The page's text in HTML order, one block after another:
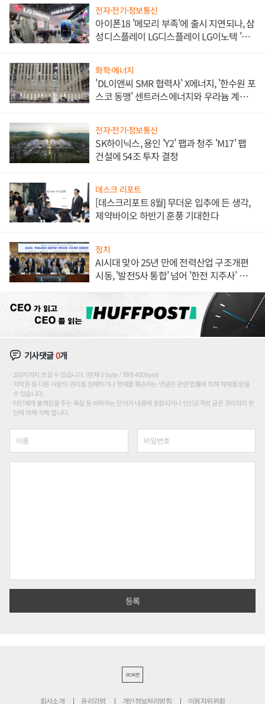
전자·전기·정보통신
아이폰18 '메모리 부족'에 출시 지연되나, 삼
성디스플레이 LG디스플레이 LG이노텍 '탈
화학·에너지
'DL이앤씨 SMR 협력사' X에너지, '한수원 포
스코 동맹' 센트러스에너지와 우라늄 계약
전자·전기·정보통신
SK하이닉스, 용인 'Y2' 팹과 청주 'M17' 팹
건설에 54조 투자 결정
데스크 리포트
[데스크리포트 8월] 무더운 입추에 든 생각,
제약바이오 하반기 훈풍 기대한다
정치
AI시대 맞아 25년 만에 전력산업 구조개편
시동, '발전5사 통합' 넘어 '한전 지주사' 재편
기사댓글0개
200자까지 쓰실 수 있습니다. (현재 0 byte / 최대 400byte)
저작권 등 다른 사람의 권리를 침해하거나 명예를 훼손하는 댓글은 관련 법률에 의해 제재를 받을
수 있습니다.
타인에게 불쾌감을 주는 욕설 등 비하하는 단어가 내용에 포함되거나 인신공격성 글은 관리자의 판
단에 의해 삭제 합니다.
PC버전
회사소개 윤리강령 개인정보처리방침 이용자위원회